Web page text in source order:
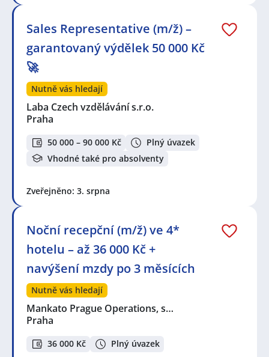
Sales Representative (m/ž) –
garantovaný výdělek 50 000 Kč
🚀
Nutně vás hledají
Laba Czech vzdělávání s.r.o.
Praha
50 000 – 90 000 Kč
Plný úvazek
Vhodné také pro absolventy
Zveřejněno: 3. srpna
Noční recepční (m/ž) ve 4*
hotelu – až 36 000 Kč +
navýšení mzdy po 3 měsících
Nutně vás hledají
Mankato Prague Operations, s…
Praha
36 000 Kč Plný úvazek